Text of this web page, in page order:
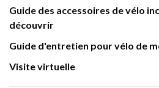
Guide des accessoires de vélo
découvrir
Guide d'entretien pour vélo de
Visite virtuelle